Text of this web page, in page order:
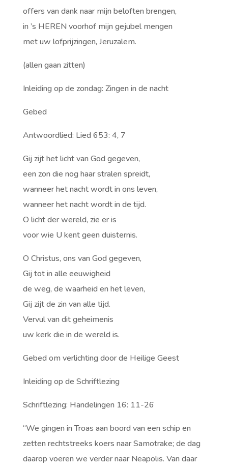
offers van dank naar mijn beloften brengen,
in ’s HEREN voorhof mijn gejubel mengen
met uw lofprijzingen, Jeruzalem.
(allen gaan zitten)
Inleiding op de zondag: Zingen in de nacht
Gebed
Antwoordlied: Lied 653: 4, 7
Gij zijt het licht van God gegeven,
een zon die nog haar stralen spreidt,
wanneer het nacht wordt in ons leven,
wanneer het nacht wordt in de tijd.
O licht der wereld, zie er is
voor wie U kent geen duisternis.
O Christus, ons van God gegeven,
Gij tot in alle eeuwigheid
de weg, de waarheid en het leven,
Gij zijt de zin van alle tijd.
Vervul van dit geheimenis
uw kerk die in de wereld is.
Gebed om verlichting door de Heilige Geest
Inleiding op de Schriftlezing
Schriftlezing: Handelingen 16: 11-26
“We gingen in Troas aan boord van een schip en
zetten rechtstreeks koers naar Samotrake; de dag
daarop voeren we verder naar Neapolis. Van daar